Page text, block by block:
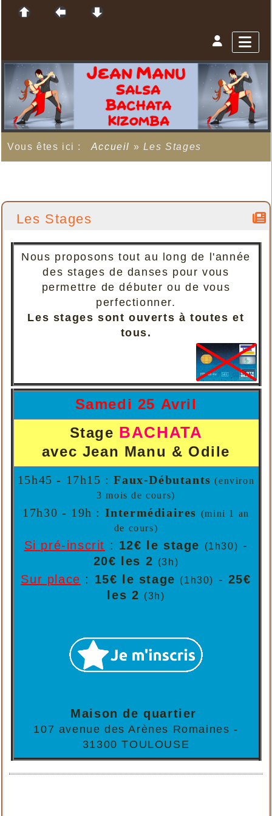
Vous êtes ici : Accueil » Les Stages
Les Stages
Nous proposons tout au long de l'année
des stages de danses pour vous
permettre de débuter ou de vous
perfectionner.
Les stages sont ouverts à toutes et
tous.
Samedi 25 Avril
Stage BACHATA
avec Jean Manu & Odile
15h45 - 17h15 : Faux-Débutants (environ
3 mois de cours)
17h30 - 19h : Intermédiaires (mini 1 an
de cours)
Si pré-inscrit : 12€ le stage (1h30) -
20€ les 2 (3h)
Sur place : 15€ le stage (1h30) - 25€
les 2 (3h)
Maison de quartier
107 avenue des Arènes Romaines -
31300 TOULOUSE